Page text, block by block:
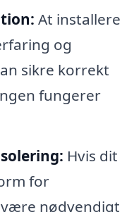
At installere
og
sikre korrekt
fungerer
Hvis dit
for
nødvendigt